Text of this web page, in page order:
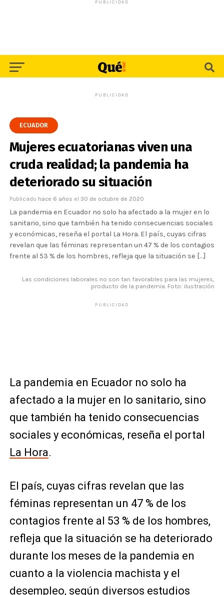
PUBLICIDAD
PUBLICIDAD
ECUADOR
Mujeres ecuatorianas viven una
cruda realidad; la pandemia ha
deteriorado su situación
Publicado hace 6 años el 30 de octubre de 2020
La pandemia en Ecuador no solo ha afectado a la mujer en lo
sanitario, sino que también ha tenido consecuencias sociales
y económicas, reseña el portal La Hora. El país, cuyas cifras
revelan que las féminas representan un 47 % de los contagios
frente al 53 % de los hombres, refleja que la situación se […]
Las condiciones laborales no son tan favorables para las mujeres,
producto de la pandemia. Foto: ilustración
PUBLICIDAD
La pandemia en Ecuador no solo ha
afectado a la mujer en lo sanitario, sino
que también ha tenido consecuencias
sociales y económicas, reseña el portal
La Hora.
El país, cuyas cifras revelan que las
féminas representan un 47 % de los
contagios frente al 53 % de los hombres,
refleja que la situación se ha deteriorado
durante los meses de la pandemia en
cuanto a la violencia machista y el
desempleo, según diversos estudios